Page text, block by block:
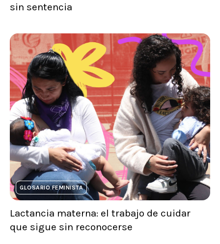
sin sentencia
GLOSARIO FEMINISTA
Lactancia materna: el trabajo de cuidar
que sigue sin reconocerse